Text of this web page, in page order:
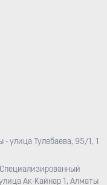
- улица Тулебаева, 95/1, 1
Ак-Кайнар 1, Алматы